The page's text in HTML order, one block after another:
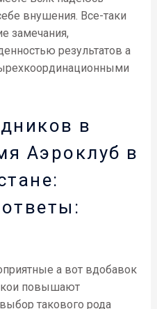
внушения. Все-таки
замечания,
результатов а
в
Аэроклуб в
а вот вдобавок
кои повышают
такового рода